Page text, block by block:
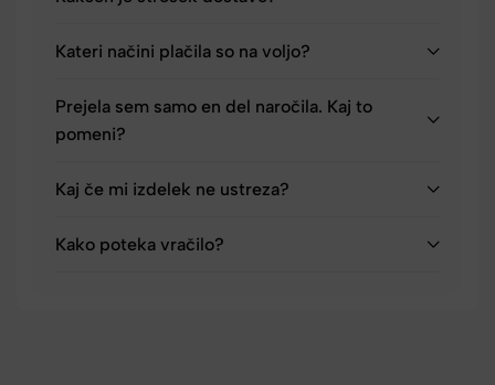
Kateri načini plačila so na voljo?
Prejela sem samo en del naročila. Kaj to
pomeni?
Kaj če mi izdelek ne ustreza?
Kako poteka vračilo?